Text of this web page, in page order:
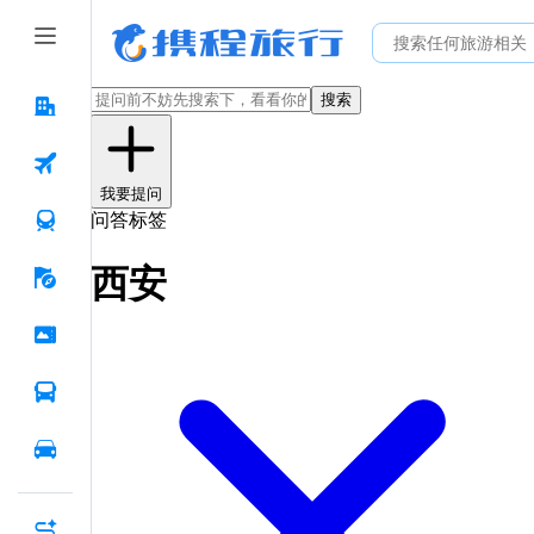
搜索
我要提问
问答标签
西安